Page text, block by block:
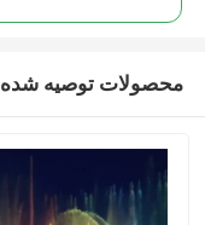
محصولات توصیه شده